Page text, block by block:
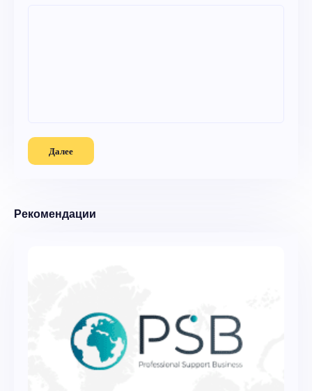
Далее
Рекомендации